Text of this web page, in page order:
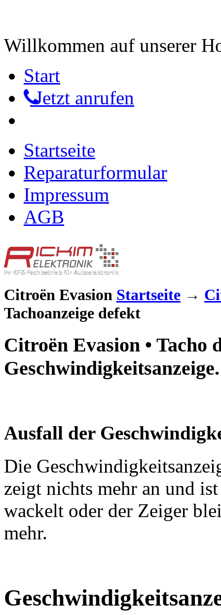
Willkommen auf unserer
Start
Jetzt anrufen
Startseite
Reparaturformular
Impressum
AGB
Citroën Evasion Startseite →
Tachoanzeige defekt
Citroën Evasion • Tacho
Geschwindigkeitsanzeige.
Ausfall der
Die
zeigt nichts mehr an und
wackelt oder der Zeiger
mehr.